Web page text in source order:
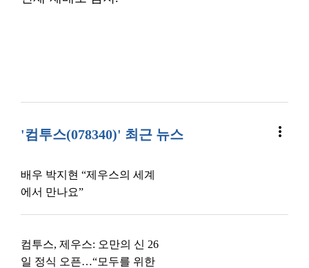
'컴투스(078340)' 최근 뉴스 more_vert
배우 박지현 “제우스의 세계
에서 만나요”
컴투스, 제우스: 오만의 신 26
일 정식 오픈…“모두를 위한